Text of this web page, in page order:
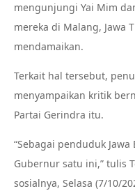
mengunjungi Yai Mim
mereka di Malang, Jawa
mendamaikan.
Terkait hal tersebut,
menyampaikan kritik
Partai Gerindra itu.
“Sebagai penduduk
Gubernur satu ini,” tulis
sosialnya, Selasa (7/10/